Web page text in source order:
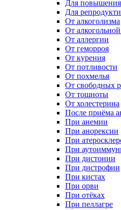
Для повышения
Для
От алкоголизма
От
От аллергии
От геморроя
От курения
От потливости
От похмелья
От свободных
От тошноты
От холестерина
После приёма
При анемии
При анорексии
При
При
При дистонии
При дистрофии
При кистах
При орви
При отёках
При пеллагре